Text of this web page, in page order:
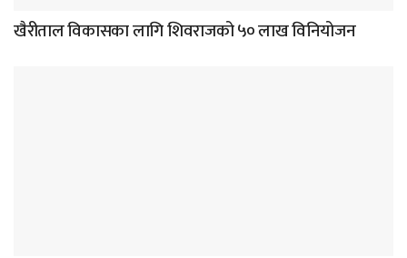
खैरीताल विकासका लागि शिवराजको ५० लाख विनियोजन